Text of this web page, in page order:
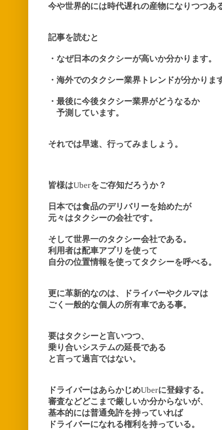
今や世界的には時代遅れの産物になりつつあ
記事を読むと
・なぜ日本のタクシーが高いか分かります。
・海外でのタクシー業界トレンドが分かりま
・最後に今後タクシー業界がどうなるか
予測しています。
それでは早速、行ってみましょう。
皆様はUberをご存知だろうか？
日本では食品のデリバリーを始めたが
元々はタクシーの会社です。
そして世界一のタクシー会社である。
利用者は配車アプリを使って
自分の位置情報を使ってタクシーを呼べる。
更に革新的なのは、ドライバーやクルマは
ごく一般的な個人の所有車である事。
要はタクシーと言いつつ、
乗り合いシステムの延長である
と言って過言ではない。
ドライバーはあらかじめUberに登録する。
審査などどこまで厳しいか分からないが、
基本的には普通免許を持っていれば
ドライバーになれる権利を持っている。